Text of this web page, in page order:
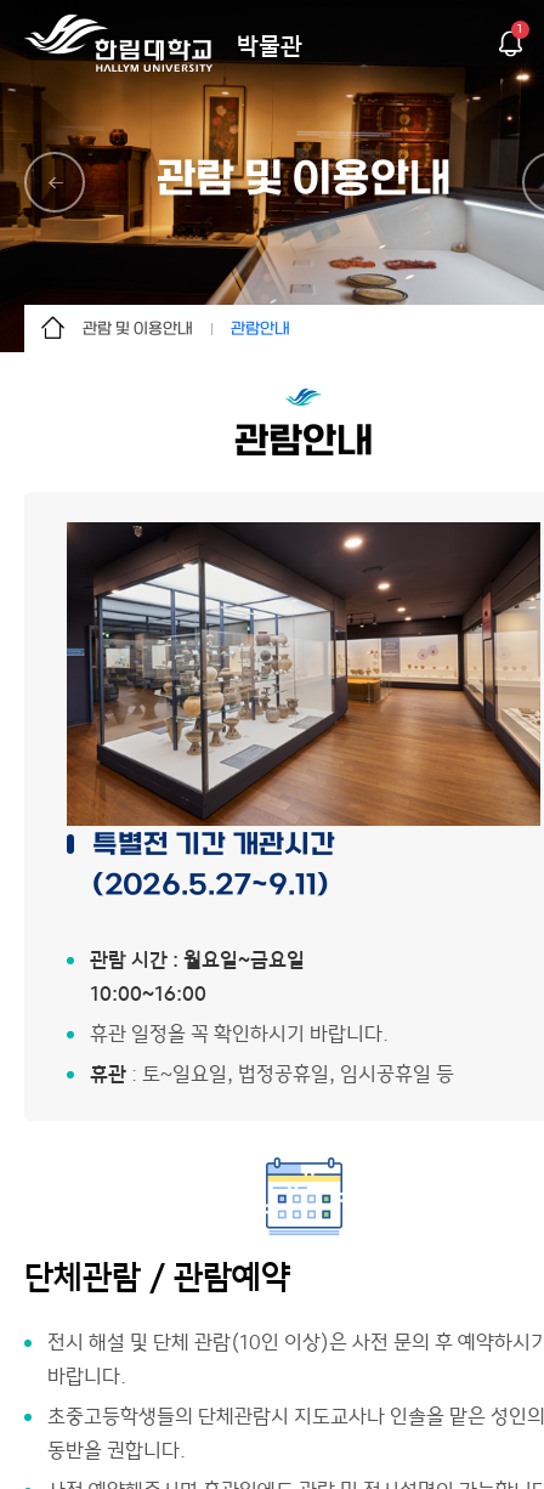
박물관
1
관람 및 이용안내
관람 및 이용안내
교육/문화행사
박물관 소식
사이트맵
관람안내
각종 신청양식
관람안내
특별전 기간 개관시간
(2026.5.27~9.11)
관람 시간 : 월요일~금요일
10:00~16:00
휴관 일정을 꼭 확인하시기 바랍니다.
휴관 : 토~일요일, 법정공휴일, 임시공휴일 등
단체관람 / 관람예약
전시 해설 및 단체 관람(10인 이상)은 사전 문의 후 예약하시
바랍니다.
초중고등학생들의 단체관람시 지도교사나 인솔을 맡은 성인의
동반을 권합니다.